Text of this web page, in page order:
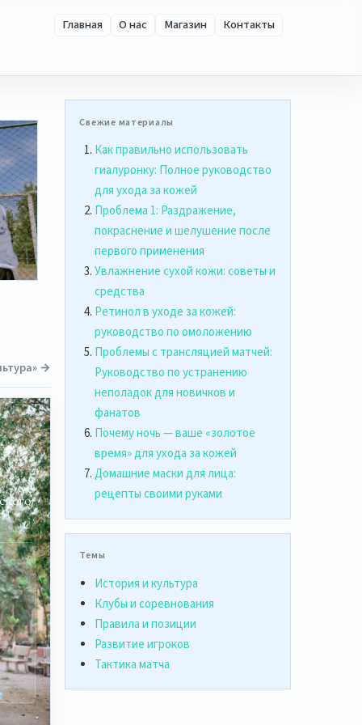
Главная О нас Магазин Контакты
→
Свежие материалы
Как правильно использовать
гиалуронку: Полное руководство
для ухода за кожей
Проблема 1: Раздражение,
покраснение и шелушение после
первого применения
Увлажнение сухой кожи: советы и
средства
Ретинол в уходе за кожей:
руководство по омоложению
Проблемы с трансляцией матчей:
Руководство по устранению
неполадок для новичков и
фанатов
Почему ночь — ваше «золотое
время» для ухода за кожей
Домашние маски для лица:
рецепты своими руками
Темы
История и культура
Клубы и соревнования
Правила и позиции
Развитие игроков
Тактика матча